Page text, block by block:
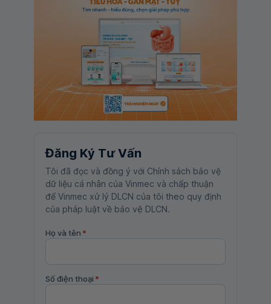
Đăng Ký Tư Vấn
Tôi đã đọc và đồng ý với Chính sách bảo vệ
dữ liệu cá nhân của Vinmec và chấp thuận
để Vinmec xử lý DLCN của tôi theo quy định
của pháp luật về bảo vệ DLCN.
Họ và tên *
Số điện thoại *